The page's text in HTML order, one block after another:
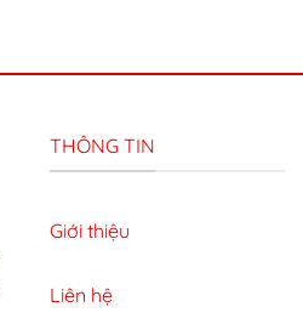
THÔNG TIN
Giới thiệu
Liên hệ